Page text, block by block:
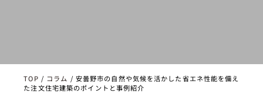
TOP / コラム / 安曇野市の自然や気候を活かした省エネ性能を備え
た注文住宅建築のポイントと事例紹介